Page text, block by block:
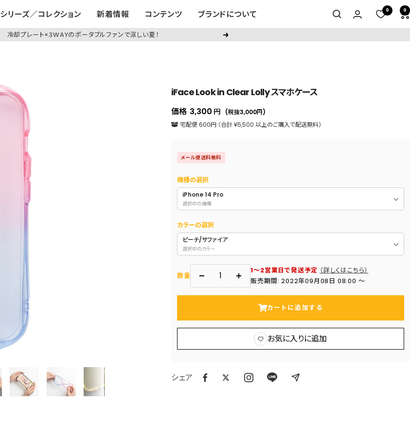
シリーズ／コレクション 新着情報 コンテンツ ブランドについて 0 0
冷却プレート×3WAYのポータブルファンで涼しい夏！
次
iFace Look in Clear Lolly スマホケース
価格 セ
ー
価
格
3,300 円 (税抜3,000円)
宅配便 600円 （合計 ¥5,500 以上のご購入で配送無料）
メール便送料無料
機種の選択
iPhone 14 Pro
選択中の機種
カラーの選択
ピーチ/サファイア
選択中のカラー
数量
量
減
す
数
量
増
す
1～2営業日で発送予定 （詳しくはこちら）
販売期間: 2022年09月08日 08:00 〜
カートに追加する
お気に入りに追加
シェア